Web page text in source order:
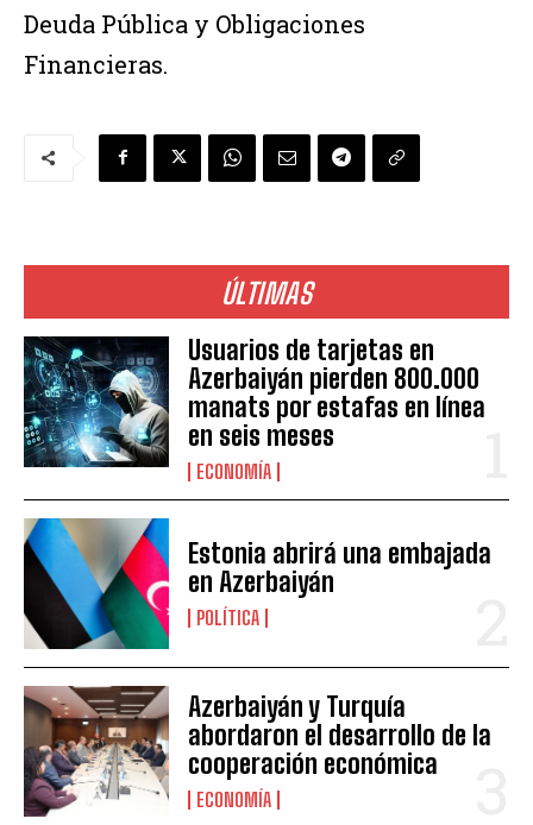
ÚLTIMAS
Usuarios de tarjetas en
Azerbaiyán pierden 800.000
manats por estafas en línea
en seis meses
ECONOMÍA
Estonia abrirá una embajada
en Azerbaiyán
POLÍTICA
Azerbaiyán y Turquía
abordaron el desarrollo de la
cooperación económica
ECONOMÍA
Deuda Pública y Obligaciones
Financieras.